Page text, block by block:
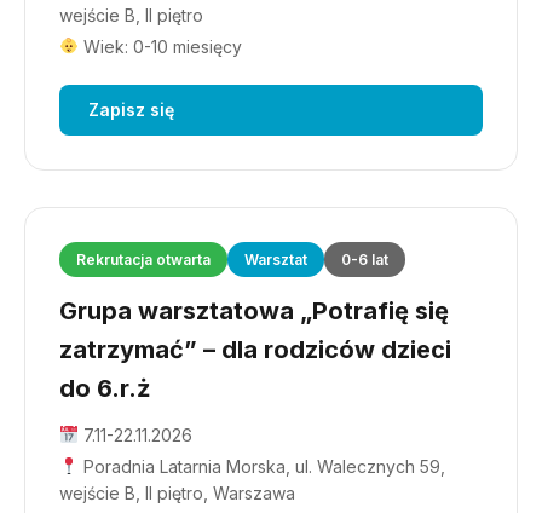
wejście B, II piętro
Wiek: 0-10 miesięcy
Zapisz się
Rekrutacja otwarta Warsztat 0-6 lat
Grupa warsztatowa „Potrafię się
zatrzymać” – dla rodziców dzieci
do 6.r.ż
7.11-22.11.2026
Poradnia Latarnia Morska, ul. Walecznych 59,
wejście B, II piętro, Warszawa